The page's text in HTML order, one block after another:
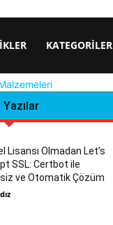
KATEGORILER
Malzemeleri
Yazılar
Lisansı Olmadan Let’s
SSL: Certbot ile
ve Otomatik Çözüm